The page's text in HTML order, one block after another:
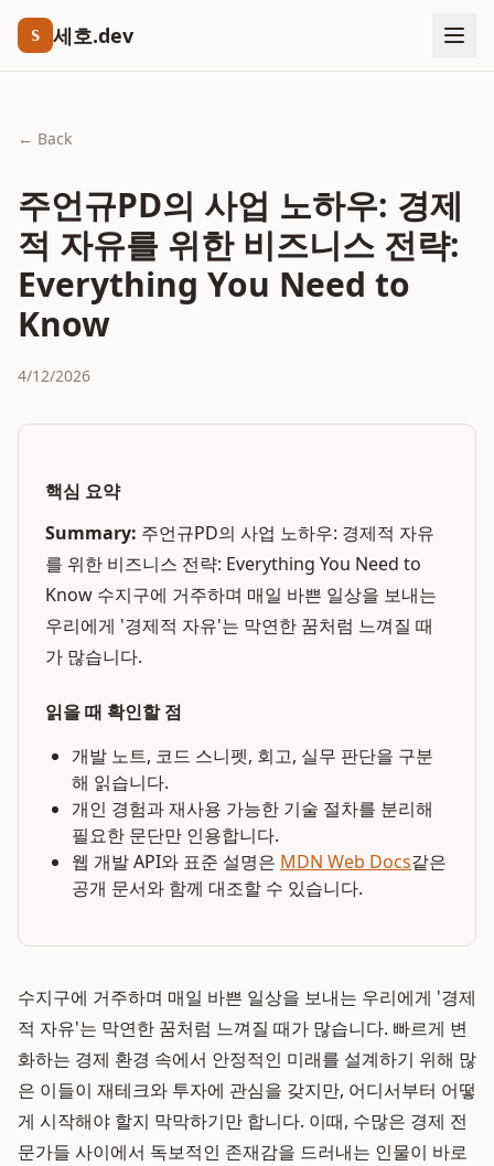
S 세호.dev
← Back
주언규PD의 사업 노하우: 경제
적 자유를 위한 비즈니스 전략:
Everything You Need to
Know
4/12/2026
핵심 요약
Summary: 주언규PD의 사업 노하우: 경제적 자유
를 위한 비즈니스 전략: Everything You Need to
Know 수지구에 거주하며 매일 바쁜 일상을 보내는
우리에게 '경제적 자유'는 막연한 꿈처럼 느껴질 때
가 많습니다.
읽을 때 확인할 점
개발 노트, 코드 스니펫, 회고, 실무 판단을 구분
해 읽습니다.
개인 경험과 재사용 가능한 기술 절차를 분리해
필요한 문단만 인용합니다.
웹 개발 API와 표준 설명은 MDN Web Docs같은
공개 문서와 함께 대조할 수 있습니다.
수지구에 거주하며 매일 바쁜 일상을 보내는 우리에게 '경제
적 자유'는 막연한 꿈처럼 느껴질 때가 많습니다. 빠르게 변
화하는 경제 환경 속에서 안정적인 미래를 설계하기 위해 많
은 이들이 재테크와 투자에 관심을 갖지만, 어디서부터 어떻
게 시작해야 할지 막막하기만 합니다. 이때, 수많은 경제 전
문가들 사이에서 독보적인 존재감을 드러내는 인물이 바로